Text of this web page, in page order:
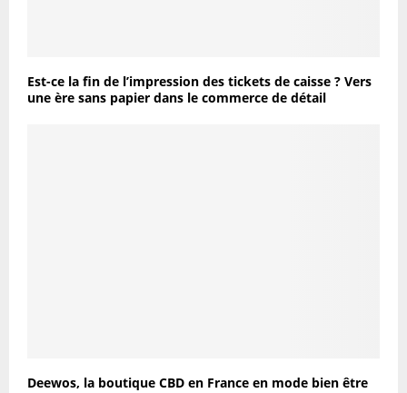
Est-ce la fin de l’impression des tickets de caisse ? Vers
une ère sans papier dans le commerce de détail
Deewos, la boutique CBD en France en mode bien être